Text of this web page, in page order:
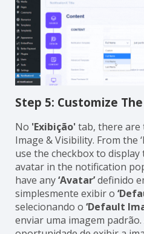
Step 5: Customize
No 'Exibição'tab, there are
Image & Visibility. From the
use the checkbox to
avatar in the notification
have any‘Avatar’definido
simplesmente exibir o
selecionando o ‘Default
enviar uma imagem